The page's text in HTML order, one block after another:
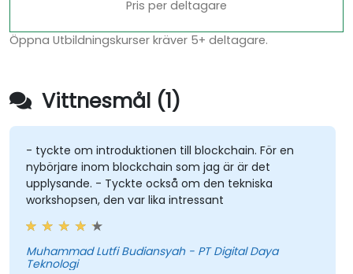
Pris per deltagare
Öppna Utbildningskurser kräver 5+ deltagare.
Vittnesmål (1)
- tyckte om introduktionen till blockchain. För en
nybörjare inom blockchain som jag är är det
upplysande. - Tyckte också om den tekniska
workshopsen, den var lika intressant
Muhammad Lutfi Budiansyah - PT Digital Daya
Teknologi